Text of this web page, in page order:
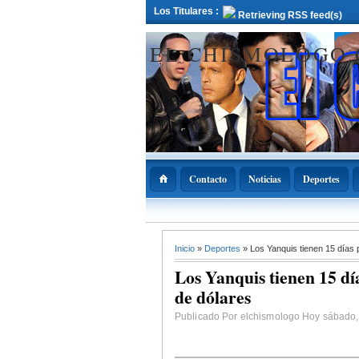
Los Titulares : Retrieving RSS feed(s)
EL
Contacto Noticias Deportes
ADOPAE
Abinader
11 de diciembre
Nacional de la
Inicio » Deportes » Los Yanquis tienen 15 días
Los Yanquis tienen 15
de dólares
Publicado Por elchismologo Hoy